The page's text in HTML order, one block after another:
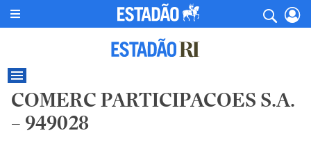
COMERC PARTICIPACOES S.A.
– 949028